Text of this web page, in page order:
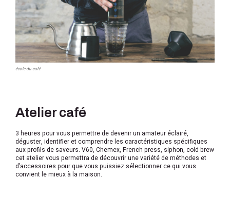
école du café
Atelier café
3 heures pour vous permettre de devenir un amateur éclairé,
déguster, identifier et comprendre les caractéristiques spécifiques
aux profils de saveurs. V60, Chemex, French press, siphon, cold brew
cet atelier vous permettra de découvrir une variété de méthodes et
d’accessoires pour que vous puissiez sélectionner ce qui vous
convient le mieux à la maison.